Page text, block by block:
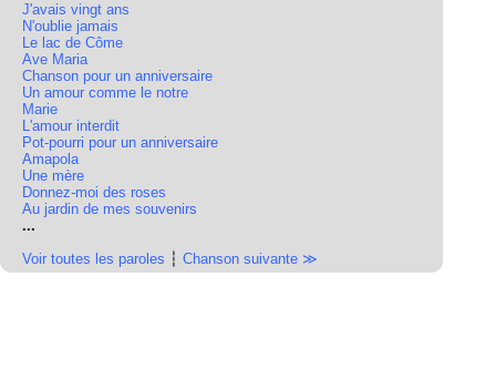
J'avais vingt ans
N'oublie jamais
Le lac de Côme
Ave Maria
Chanson pour un anniversaire
Un amour comme le notre
Marie
L'amour interdit
Pot-pourri pour un anniversaire
Amapola
Une mère
Donnez-moi des roses
Au jardin de mes souvenirs
...
Voir toutes les paroles ┆ Chanson suivante ≫